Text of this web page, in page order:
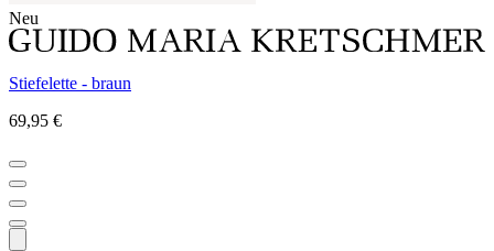
Neu
Stiefelette - braun
69,95 €